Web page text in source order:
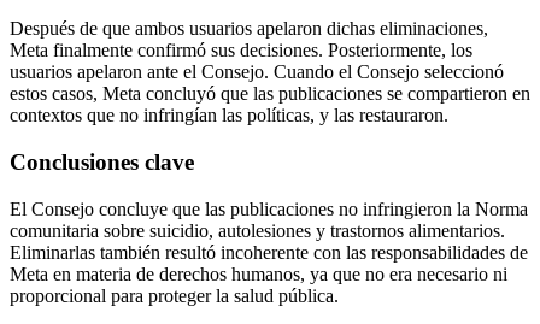
Después de que ambos usuarios apelaron dichas eliminaciones,
Meta finalmente confirmó sus decisiones. Posteriormente, los
usuarios apelaron ante el Consejo. Cuando el Consejo seleccionó
estos casos, Meta concluyó que las publicaciones se compartieron en
contextos que no infringían las políticas, y las restauraron.
Conclusiones clave
El Consejo concluye que las publicaciones no infringieron la Norma
comunitaria sobre suicidio, autolesiones y trastornos alimentarios.
Eliminarlas también resultó incoherente con las responsabilidades de
Meta en materia de derechos humanos, ya que no era necesario ni
proporcional para proteger la salud pública.